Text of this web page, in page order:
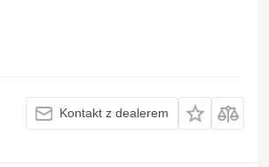
Kontakt z dealerem